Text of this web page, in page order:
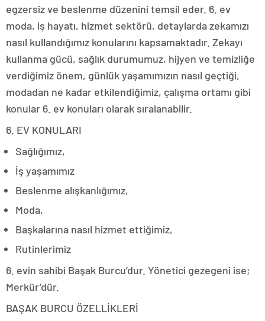
egzersiz ve beslenme düzenini temsil eder. 6. ev
moda, iş hayatı, hizmet sektörü, detaylarda zekamızı
nasıl kullandığımız konularını kapsamaktadır. Zekayı
kullanma gücü, sağlık durumumuz, hijyen ve temizliğe
verdiğimiz önem, günlük yaşamımızın nasıl geçtiği,
modadan ne kadar etkilendiğimiz, çalışma ortamı gibi
konular 6. ev konuları olarak sıralanabilir.
6. EV KONULARI
Sağlığımız,
İş yaşamımız
Beslenme alışkanlığımız,
Moda,
Başkalarına nasıl hizmet ettiğimiz,
Rutinlerimiz
6. evin sahibi Başak Burcu’dur. Yönetici gezegeni ise;
Merkür’dür.
BAŞAK BURCU ÖZELLİKLERİ